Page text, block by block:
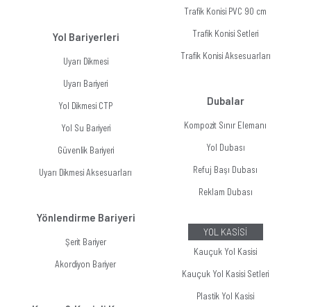
Yol Bariyerleri
Uyarı Dikmesi
Uyarı Bariyeri
Yol Dikmesi CTP
Yol Su Bariyeri
Güvenlik Bariyeri
Uyarı Dikmesi Aksesuarları
Yönlendirme Bariyeri
Şerit Bariyer
Akordiyon Bariyer
Trafik Konisi PVC 90 cm
Trafik Konisi Setleri
Trafik Konisi Aksesuarları
Dubalar
Kompozit Sınır Elemanı
Yol Dubası
Refuj Başı Dubası
Reklam Dubası
YOL KASİSİ
Kauçuk Yol Kasisi
Kauçuk Yol Kasisi Setleri
Plastik Yol Kasisi